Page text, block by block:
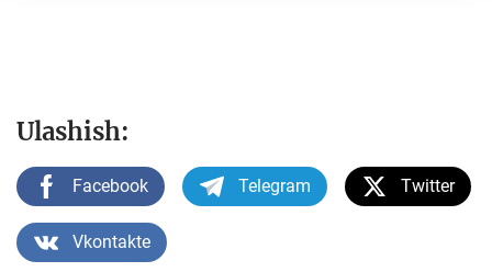
Ulashish:
Facebook Telegram Twitter
Vkontakte